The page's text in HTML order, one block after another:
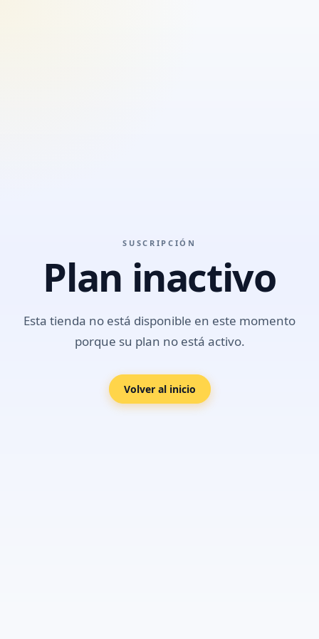
SUSCRIPCIÓN
Plan inactivo
Esta tienda no está disponible en este momento
porque su plan no está activo.
Volver al inicio